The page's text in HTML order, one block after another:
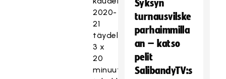
2020-
21
täydellä
3 x
20
minuutin
Syksyn
turnausvilske
parhaimmilla
an – katso
pelit
SalibandyTV:s